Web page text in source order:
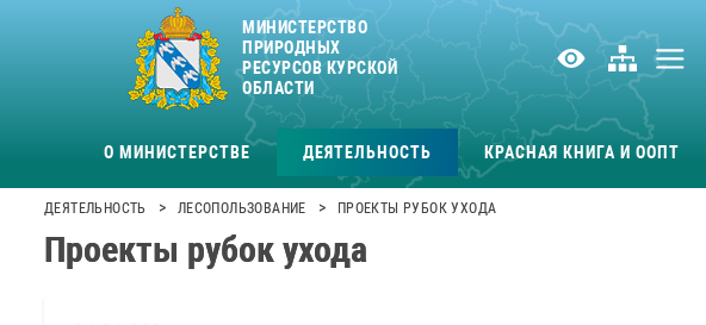
МИНИСТЕРСТВО
ПРИРОДНЫХ
РЕСУРСОВ КУРСКОЙ
ОБЛАСТИ
О МИНИСТЕРСТВЕ ДЕЯТЕЛЬНОСТЬ КРАСНАЯ КНИГА И ООПТ
ДЕЯТЕЛЬНОСТЬ > ЛЕСОПОЛЬЗОВАНИЕ > ПРОЕКТЫ РУБОК УХОДА
Проекты рубок ухода